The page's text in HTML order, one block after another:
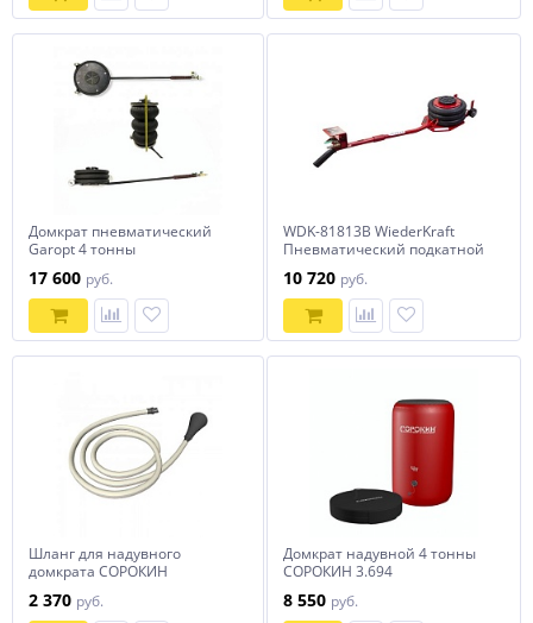
Домкрат пневматический
Garopt 4 тонны
17 600 руб.
WDK-81813B WiederKraft
Пневматический подкатной
10 720 руб.
Шланг для надувного
домкрата СОРОКИН
2 370 руб.
Домкрат надувной 4 тонны
СОРОКИН 3.694
8 550 руб.